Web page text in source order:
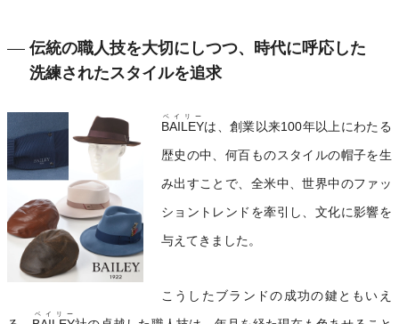
伝統の職人技を大切にしつつ、時代に呼応した
洗練されたスタイルを追求
BAILEY
ベイリー
は、創業以来100年以上にわたる
歴史の中、何百ものスタイルの帽子を生
み出すことで、全米中、世界中のファッ
ショントレンドを牽引し、文化に影響を
与えてきました。
こうしたブランドの成功の鍵ともいえ
ベイリー